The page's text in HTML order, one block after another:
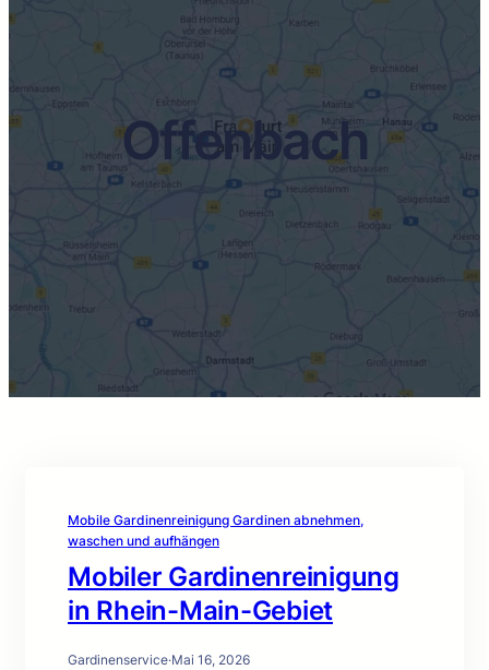
Offenbach
Mobile Gardinenreinigung Gardinen abnehmen,
waschen und aufhängen
Mobiler Gardinenreinigung
in Rhein-Main-Gebiet
Gardinenservice·Mai 16, 2026